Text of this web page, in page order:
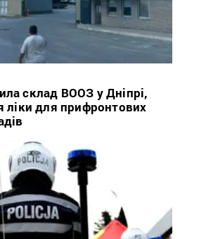
склад ВООЗ у Дніпрі,
ліки для прифронтових